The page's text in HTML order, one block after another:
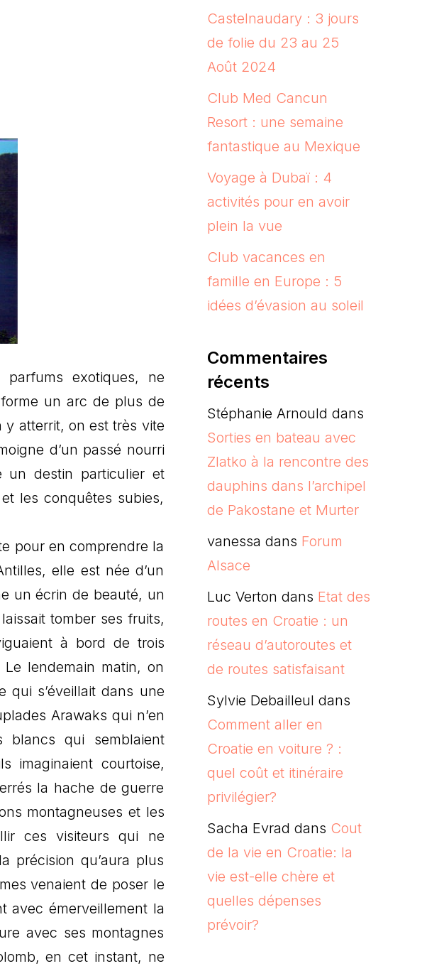
exotiques, ne
un arc de plus de
y atterrit, on est très vite
d’un passé nourri
un destin particulier et
les conquêtes subies,
pour en comprendre la
elle est née d’un
un écrin de beauté, un
tomber ses fruits,
à bord de trois
lendemain matin, on
qui s’éveillait dans une
Arawaks qui n’en
blancs qui semblaient
imaginaient courtoise,
la hache de guerre
montagneuses et les
ces visiteurs qui ne
précision qu’aura plus
venaient de poser le
avec émerveillement la
avec ses montagnes
en cet instant, ne
Castelnaudary : 3 jours
de folie du 23 au 25
Août 2024
Club Med Cancun
Resort : une semaine
fantastique au Mexique
Voyage à Dubaï : 4
activités pour en avoir
plein la vue
Club vacances en
famille en Europe : 5
idées d’évasion au soleil
Commentaires
récents
Stéphanie Arnould dans
Sorties en bateau avec
Zlatko à la rencontre des
dauphins dans l’archipel
de Pakostane et Murter
vanessa dans Forum
Alsace
Luc Verton dans Etat des
routes en Croatie : un
réseau d’autoroutes et
de routes satisfaisant
Sylvie Debailleul dans
Comment aller en
Croatie en voiture ? :
quel coût et itinéraire
privilégier?
Sacha Evrad dans Cout
de la vie en Croatie: la
vie est-elle chère et
quelles dépenses
prévoir?